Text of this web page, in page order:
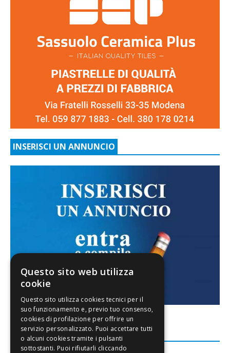
INSERISCI UN ANNUNCIO
FACEBOOK
Questo sito web utilizza
cookie